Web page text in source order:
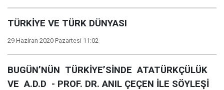
TÜRKİYE VE TÜRK DÜNYASI
29 Haziran 2020 Pazartesi 11:02
BUGÜN’NÜN TÜRKİYE’SİNDE ATATÜRKÇÜLÜK
VE A.D.D - PROF. DR. ANIL ÇEÇEN İLE SÖYLEŞİ